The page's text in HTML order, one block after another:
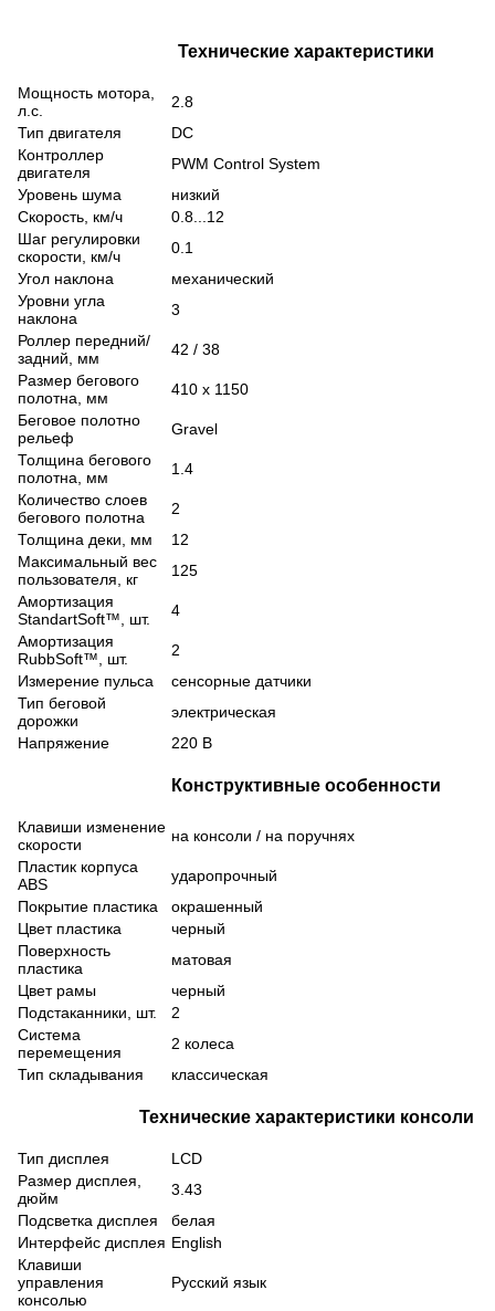
Технические характеристики
Мощность мотора,
л.с.
2.8
Тип двигателя
DC
Контроллер
двигателя
PWM Control System
Уровень шума
низкий
Скорость, км/ч
0.8...12
Шаг регулировки
скорости, км/ч
0.1
Угол наклона
механический
Уровни угла
наклона
3
Роллер передний/
задний, мм
42 / 38
Размер бегового
полотна, мм
410 x 1150
Беговое полотно
рельеф
Gravel
Толщина бегового
полотна, мм
1.4
Количество слоев
бегового полотна
2
Толщина деки, мм
12
Максимальный вес
пользователя, кг
125
Амортизация
StandartSoft™, шт.
4
Амортизация
RubbSoft™, шт.
2
Измерение пульса
сенсорные датчики
Тип беговой
дорожки
электрическая
Напряжение
220 В
Конструктивные особенности
Клавиши изменение
скорости
на консоли / на поручнях
Пластик корпуса
ABS
ударопрочный
Покрытие пластика
окрашенный
Цвет пластика
черный
Поверхность
пластика
матовая
Цвет рамы
черный
Подстаканники, шт.
2
Система
перемещения
2 колеса
Тип складывания
классическая
Технические характеристики консоли
Тип дисплея
LCD
Размер дисплея,
дюйм
3.43
Подсветка дисплея
белая
Интерфейс дисплея English
Клавиши
управления
консолью
Русский язык